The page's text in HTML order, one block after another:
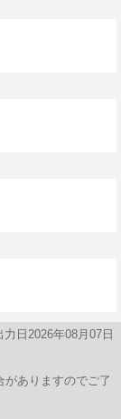
力日2026年08月07日
ありますのでご了